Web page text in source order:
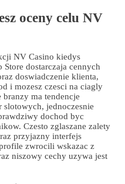
oceny celu NV
NV Casino kiedys
dostarczaja cennych
doswiadczenie klienta,
i mozesz czesci na ciagly
ma tendencje
slotowych, jednoczesnie
dochod byc
Czesto zglaszane zalety
przyjazny interfejs
zwrocili wskazac z
niszowy cechy uzywa jest